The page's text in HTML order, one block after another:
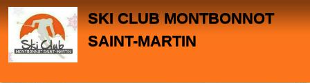
SKI CLUB MONTBONNOT
SAINT-MARTIN
Panneau de gestion des cookies